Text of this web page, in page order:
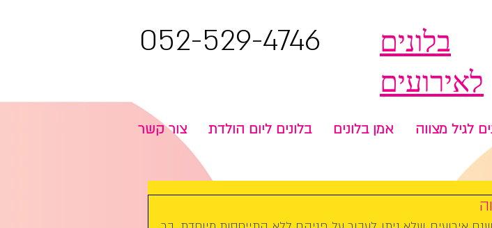
052-529-4746
בלונים
לאירועים
לגיל מצווה אמן בלונים בלונים ליום הולדת צור קשר